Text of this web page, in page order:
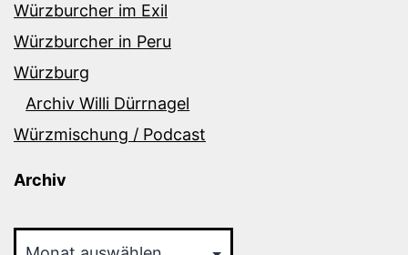
Würzburcher im Exil
Würzburcher in Peru
Würzburg
Archiv Willi Dürrnagel
Würzmischung / Podcast
Archiv